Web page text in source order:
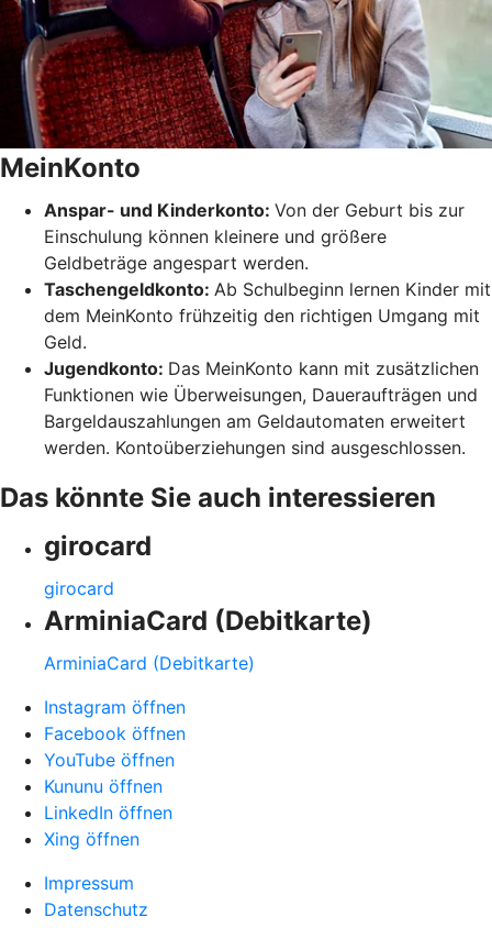
MeinKonto
Anspar- und Kinderkonto: Von der Geburt bis zur
Einschulung können kleinere und größere
Geldbeträge angespart werden.
Taschengeldkonto: Ab Schulbeginn lernen Kinder mit
dem MeinKonto frühzeitig den richtigen Umgang mit
Geld.
Jugendkonto: Das MeinKonto kann mit zusätzlichen
Funktionen wie Überweisungen, Daueraufträgen und
Bargeldauszahlungen am Geldautomaten erweitert
werden. Kontoüberziehungen sind ausgeschlossen.
Das könnte Sie auch interessieren
girocard
girocard
ArminiaCard (Debitkarte)
ArminiaCard (Debitkarte)
Instagram öffnen
Facebook öffnen
YouTube öffnen
Kununu öffnen
LinkedIn öffnen
Xing öffnen
Impressum
Datenschutz